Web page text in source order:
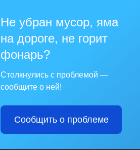
Не убран мусор, яма
на дороге, не горит
фонарь?
Столкнулись с проблемой —
сообщите о ней!
Сообщить о проблеме